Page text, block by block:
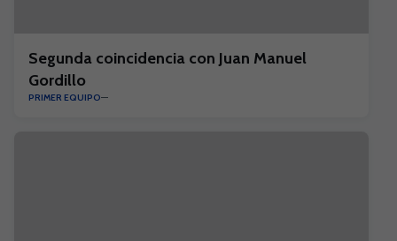
Segunda coincidencia con Juan Manuel
Gordillo
PRIMER EQUIPO